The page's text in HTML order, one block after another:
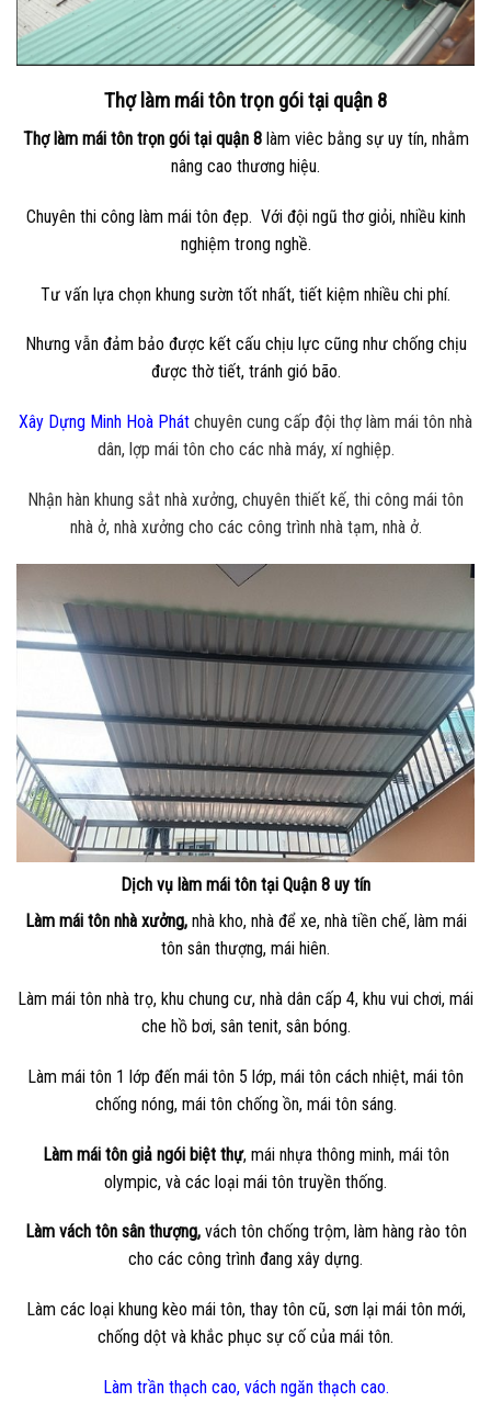
Thợ làm mái tôn trọn gói tại quận 8
Thợ làm mái tôn trọn gói tại quận 8làm viêc bằng sự uy tín, nhằm
nâng cao thương hiệu.
Chuyên thi công làm mái tôn đẹp. Với đội ngũ thơ giỏi, nhiều kinh
nghiệm trong nghề.
Tư vấn lựa chọn khung sườn tốt nhất, tiết kiệm nhiều chi phí.
Nhưng vẫn đảm bảo được kết cấu chịu lực cũng như chống chịu
được thờ tiết, tránh gió bão.
Xây Dựng Minh Hoà Phát chuyên cung cấp đội thợ làm mái tôn nhà
dân, lợp mái tôn cho các nhà máy, xí nghiệp.
Nhận hàn khung sắt nhà xưởng, chuyên thiết kế, thi công mái tôn
nhà ở, nhà xưởng cho các công trình nhà tạm, nhà ở.
Dịch vụ làm mái tôn tại Quận 8 uy tín
Làm mái tôn nhà xưởng,nhà kho, nhà để xe, nhà tiền chế, làm mái
tôn sân thượng, mái hiên.
Làm mái tôn nhà trọ, khu chung cư, nhà dân cấp 4, khu vui chơi, mái
che hồ bơi, sân tenit, sân bóng.
Làm mái tôn 1 lớp đến mái tôn 5 lớp, mái tôn cách nhiệt, mái tôn
chống nóng, mái tôn chống ồn, mái tôn sáng.
Làm mái tôn giả ngói biệt thự, mái nhựa thông minh, mái tôn
olympic, và các loại mái tôn truyền thống.
Làm vách tôn sân thượng,vách tôn chống trộm, làm hàng rào tôn
cho các công trình đang xây dựng.
Làm các loại khung kèo mái tôn, thay tôn cũ, sơn lại mái tôn mới,
chống dột và khắc phục sự cố của mái tôn.
Làm trần thạch cao, vách ngăn thạch cao.